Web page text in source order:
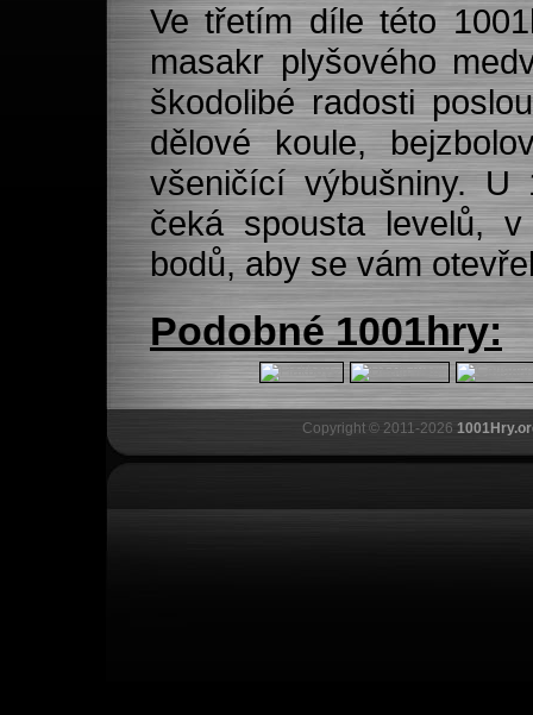
Ve třetím díle této
masakr plyšového
škodolibé radosti
dělové koule,
všeničící výbušniny.
čeká spousta levelů,
bodů, aby se vám
Podobné 1001hry:
Copyright © 2011-2026